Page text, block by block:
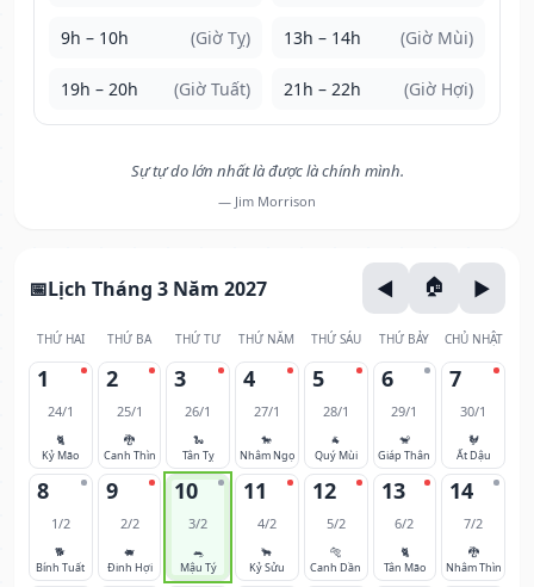
9h – 10h (Giờ Tỵ) 13h – 14h (Giờ Mùi)
19h – 20h (Giờ Tuất) 21h – 22h (Giờ Hợi)
Sự tự do lớn nhất là được là chính mình.
— Jim Morrison
Lịch Tháng 3 Năm 2027
THỨ HAI THỨ BA THỨ TƯ THỨ NĂM THỨ SÁU THỨ BẢY CHỦ NHẬT
1
24/1
🐈
Kỷ Mão
2
25/1
🐉
Canh Thìn
3
26/1
🐍
Tân Tỵ
4
27/1
🐎
Nhâm Ngọ
5
28/1
🐐
Quý Mùi
6
29/1
🐒
Giáp Thân
7
30/1
🐓
Ất Dậu
8
1/2
🐕
Bính Tuất
9
2/2
🐖
Đinh Hợi
10
3/2
🐀
Mậu Tý
11
4/2
🐂
Kỷ Sửu
12
5/2
🐅
Canh Dần
13
6/2
🐈
Tân Mão
14
7/2
🐉
Nhâm Thìn